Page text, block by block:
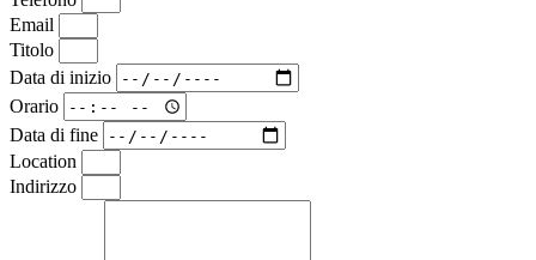
Email
Titolo
Data di inizio
Orario
Data di fine
Location
Indirizzo